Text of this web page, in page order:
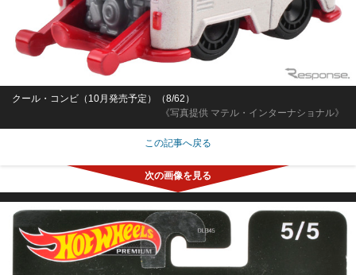
《写真提供 マテル・インターナショナル》
クール・コンビ（10月発売予定）（8/62）
この記事へ戻る